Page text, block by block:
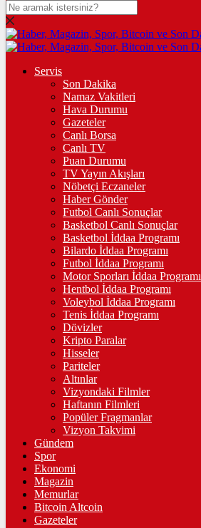
DOLAR
47,7436$% 0.18
% 0.32
STERLİN
% 0.38
GRAM ALTIN
%2,59
ÇEYREK ALTIN
10.903,00%2,54
TAM ALTIN
43.427,00%2,54
%2,39
%-0,14
฿%-0.2
LİTECOİN
2195.86Ł%1.2
ETHEREUM
91450 Ξ%0
Servis
Son Dakika
Namaz Vakitleri
Hava Durumu
Gazeteler
Canlı Borsa
Canlı TV
Puan Durumu
TV Yayın Akışları
Nöbetçi Eczaneler
Haber Gönder
Futbol Canlı Sonuçlar
Basketbol Canlı Sonuçlar
Basketbol İddaa Programı
Bilardo İddaa Programı
Futbol İddaa Programı
Motor Sporları İddaa Programı
Hentbol İddaa Programı
Voleybol İddaa Programı
Tenis İddaa Programı
Dövizler
Kripto Paralar
Hisseler
Pariteler
Altınlar
Vizyondaki Filmler
Haftanın Filmleri
Popüler Fragmanlar
Vizyon Takvimi
Gündem
Spor
Ekonomi
Magazin
Memurlar
Bitcoin Altcoin
Gazeteler